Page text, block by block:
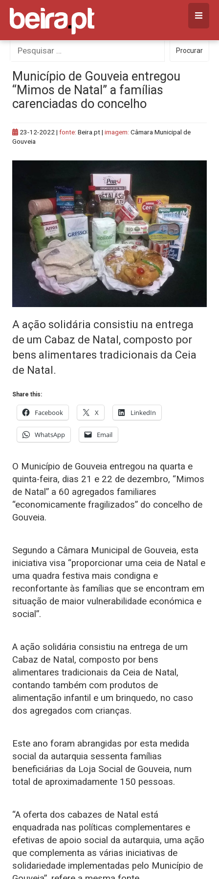
Skip
content
Procurar
por:
Procurar
Município de Gouveia entregou
“Mimos de Natal” a famílias
carenciadas do concelho
23-12-2022 | fonte: Beira.pt | imagem: Câmara Municipal de
Gouveia
A ação solidária consistiu na entrega
de um Cabaz de Natal, composto por
bens alimentares tradicionais da Ceia
de Natal.
Share this:
Facebook X LinkedIn
WhatsApp Email
O Município de Gouveia entregou na quarta e
quinta-feira, dias 21 e 22 de dezembro, “Mimos
de Natal” a 60 agregados familiares
“economicamente fragilizados” do concelho de
Gouveia.
Segundo a Câmara Municipal de Gouveia, esta
iniciativa visa “proporcionar uma ceia de Natal e
uma quadra festiva mais condigna e
reconfortante às famílias que se encontram em
situação de maior vulnerabilidade económica e
social”.
A ação solidária consistiu na entrega de um
Cabaz de Natal, composto por bens
alimentares tradicionais da Ceia de Natal,
contando também com produtos de
alimentação infantil e um brinquedo, no caso
dos agregados com crianças.
Este ano foram abrangidas por esta medida
social da autarquia sessenta famílias
beneficiárias da Loja Social de Gouveia, num
total de aproximadamente 150 pessoas.
“A oferta dos cabazes de Natal está
enquadrada nas políticas complementares e
efetivas de apoio social da autarquia, uma ação
que complementa as várias iniciativas de
solidariedade implementadas pelo Município de